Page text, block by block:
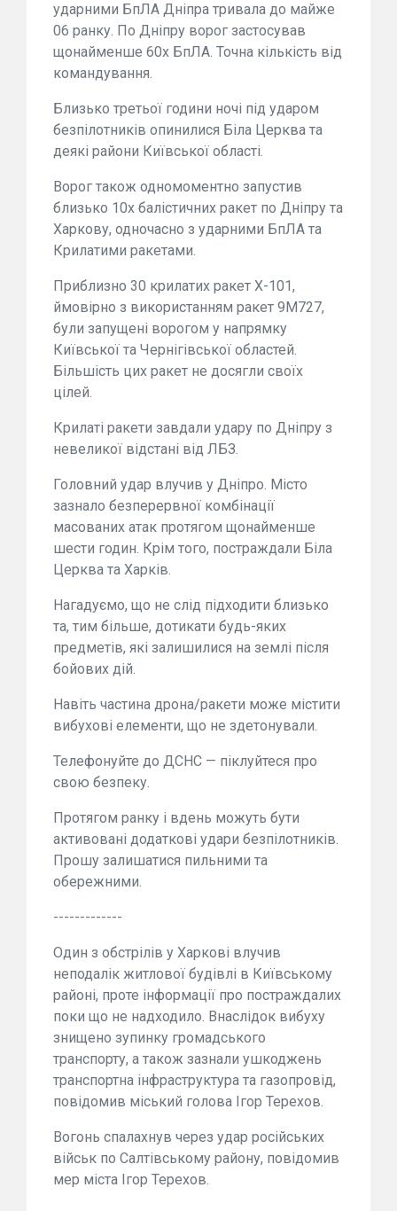
ударними БпЛА Дніпра тривала до майже
06 ранку. По Дніпру ворог застосував
щонайменше 60х БпЛА. Точна кількість від
командування.
Близько третьої години ночі під ударом
безпілотників опинилися Біла Церква та
деякі райони Київської області.
Ворог також одномоментно запустив
близько 10х балістичних ракет по Дніпру та
Харкову, одночасно з ударними БпЛА та
Крилатими ракетами.
Приблизно 30 крилатих ракет Х-101,
ймовірно з використанням ракет 9М727,
були запущені ворогом у напрямку
Київської та Чернігівської областей.
Більшість цих ракет не досягли своїх
цілей.
Крилаті ракети завдали удару по Дніпру з
невеликої відстані від ЛБЗ.
Головний удар влучив у Дніпро. Місто
зазнало безперервної комбінації
масованих атак протягом щонайменше
шести годин. Крім того, постраждали Біла
Церква та Харків.
Нагадуємо, що не слід підходити близько
та, тим більше, дотикати будь-яких
предметів, які залишилися на землі після
бойових дій.
Навіть частина дрона/ракети може містити
вибухові елементи, що не здетонували.
Телефонуйте до ДСНС — піклуйтеся про
свою безпеку.
Протягом ранку і вдень можуть бути
активовані додаткові удари безпілотників.
Прошу залишатися пильними та
обережними.
-------------
Один з обстрілів у Харкові влучив
неподалік житлової будівлі в Київському
районі, проте інформації про постраждалих
поки що не надходило. Внаслідок вибуху
знищено зупинку громадського
транспорту, а також зазнали ушкоджень
транспортна інфраструктура та газопровід,
повідомив міський голова Ігор Терехов.
Вогонь спалахнув через удар російських
військ по Салтівському району, повідомив
мер міста Ігор Терехов.